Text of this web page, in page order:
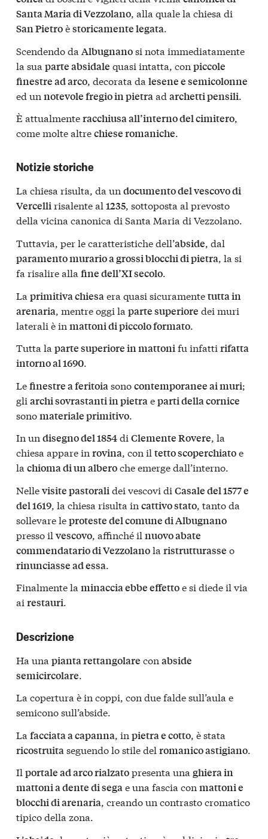
Santa Maria di Vezzolano, alla quale la chiesa di
San Pietroèstoricamente legata.
Scendendo da Albugnanosi nota immediatamente
la sua parte absidale quasi intatta, con piccole
finestre ad arco , decorata da lesene e semicolonne
ed un notevole fregio in pietra ad archetti pensili
È attualmenteracchiusa all’interno del cimitero,
come molte altrechiese romaniche.
Notizie storiche
La chiesa risulta, da un documento del vescovo di
Vercellirisalente al 1235, sottoposta al prevosto
della vicina canonica di Santa Maria di Vezzolano.
Tuttavia, per le caratteristiche dell’abside, dal
paramento murario a grossi blocchi di pietra, la si
fa risalire alla fine dell’XI secolo.
La primitiva chiesa era quasi sicuramentetutta in
arenaria , mentre oggi la parte superiore dei muri
laterali è in mattoni di piccolo formato
Tutta la parte superiore in mattonifu infatti rifatta
intorno al 1690.
Lefinestre a feritoiasonocontemporanee ai muri;
gli archi sovrastanti in pietraeparti della cornice
sonomateriale primitivo.
In un disegno del 1854di Clemente Rovere, la
chiesa appare in rovina, con il tetto scoperchiatoe
la chioma di un alberoche emerge dall’interno.
Nellevisite pastoralidei vescovi di Casale del 1577 e
del 1619, la chiesa risulta in cattivo stato, tanto da
sollevare leproteste del comune di Albugnano
presso il vescovo, affinché il nuovo abate
commendatario di Vezzolanola ristrutturasse o
rinunciasse ad essa.
Finalmente la minaccia ebbe effettoe si diede il via
ai restauri.
Descrizione
Ha una pianta rettangolare con abside
semicircolare.
La copertura è in coppi, con due falde sull’aula e
semicono sull’abside.
La facciata a capanna, in pietra e cotto, è stata
ricostruitaseguendo lo stile del romanico astigiano.
Il portale ad arco rialzatopresenta una ghiera in
mattoni a dente di segae una fascia con mattoni e
blocchi di arenaria, creando un contrasto cromatico
tipico della zona.